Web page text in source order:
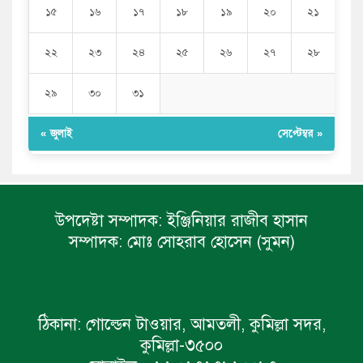
১৫ ১৬ ১৭ ১৮ ১৯ ২০ ২১
২২ ২৩ ২৪ ২৫ ২৬ ২৭ ২৮
২৯ ৩০ ৩১
« জুলাই সেপ্টেম্বর »
উপদেষ্টা সম্পাদক: ইঞ্জিনিয়ার রাজীব হাসান
সম্পাদক: মোঃ সোহরাব হোসেন (সুমন)
ঠিকানা: গোল্ডেন টাওয়ার, আমতলী, কুমিল্লা সদর,
কুমিল্লা-৩৫০০